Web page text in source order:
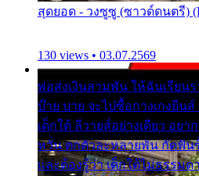
สุดยอด - วงซูซู (ซาวด์ดนตรี)
130 views • 03.07.2569
พ่อส่งเงินสามพัน ให้ฉันเรียน
บ๊าย บาย จะไปซื้อกางเกงยีนส์
เด็กใต้ ลีวายส์อย่างเดียว อย
หวั่น ตกตัวละหลายพัน กัดฟัน
และต้องรู้ว่า เด็กใต้ไม่ธรรมด